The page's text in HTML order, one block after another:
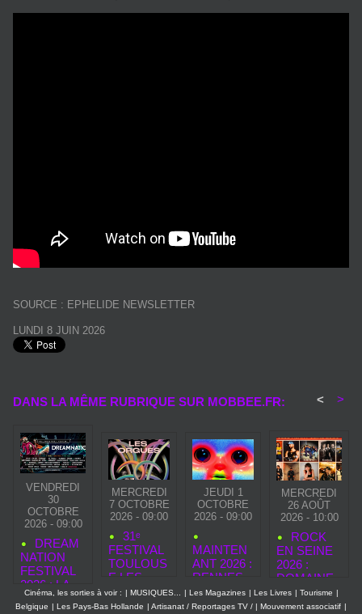
SOURCE : EPHELIDE NEWSLETTER
LUNDI 8 JUIN 2026
DANS LA MÊME RUBRIQUE SUR MOBBEE.FR: < >
VENDREDI
30
OCTOBRE
2026 - 09:00
DREAM
NATION
FESTIVAL
2026 : LA
PLUS
MERCREDI
7 OCTOBRE
2026 - 09:00
31ᵉ
FESTIVAL
TOULOUS
E LES
ORGUES :
LA VILLE
JEUDI 1
OCTOBRE
2026 - 09:00
MAINTEN
ANT 2026 :
RENNES
CÉLÈBRE
10 JOURS
MERCREDI
26 AOÛT
2026 - 10:00
ROCK
EN SEINE
2026 :
DOMAINE
NATIONAL
DE SAINT-
Cinéma, les sorties à voir : | MUSIQUES... | Les Magazines | Les Livres | Tourisme |
Belgique | Les Pays-Bas Hollande | Artisanat / Reportages TV / | Mouvement associatif |